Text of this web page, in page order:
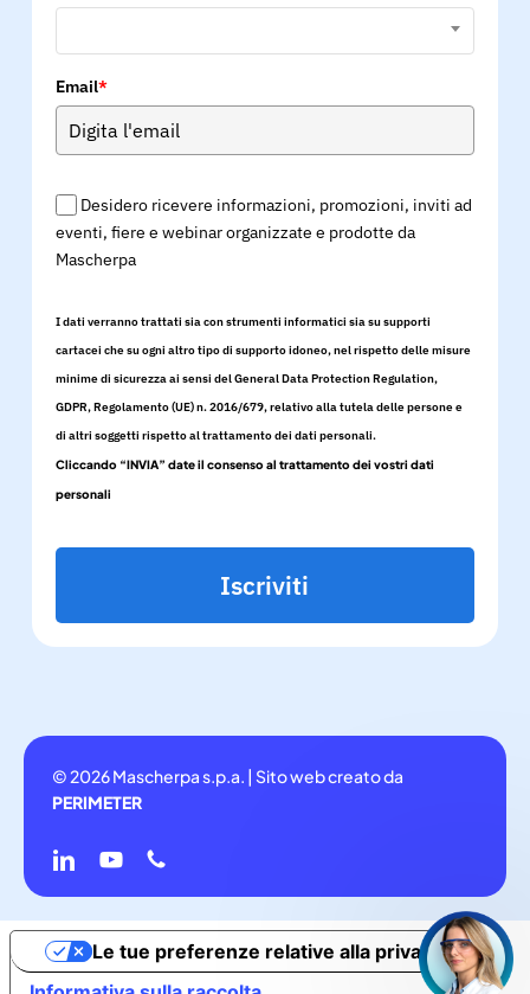
Email*
Desidero ricevere informazioni, promozioni, inviti ad
eventi, fiere e webinar organizzate e prodotte da
Mascherpa
I dati verranno trattati sia con strumenti informatici sia su supporti
cartacei che su ogni altro tipo di supporto idoneo, nel rispetto delle misure
minime di sicurezza ai sensi del General Data Protection Regulation,
GDPR, Regolamento (UE) n. 2016/679, relativo alla tutela delle persone e
di altri soggetti rispetto al trattamento dei dati personali.
Cliccando “INVIA” date il consenso al trattamento dei vostri dati
personali
Iscriviti
© 2026 Mascherpa s.p.a. | Sito web creato da
PERIMETER
linkedinyoutubephone
Le tue preferenze relative alla privacy